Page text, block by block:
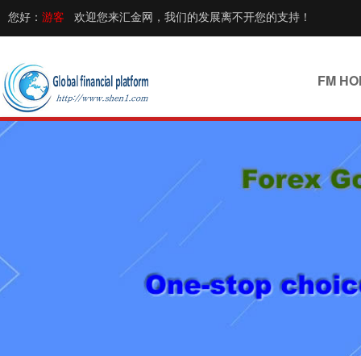
您好： 游客 欢迎您来汇金网，我们的发展离不开您的支持！
FM